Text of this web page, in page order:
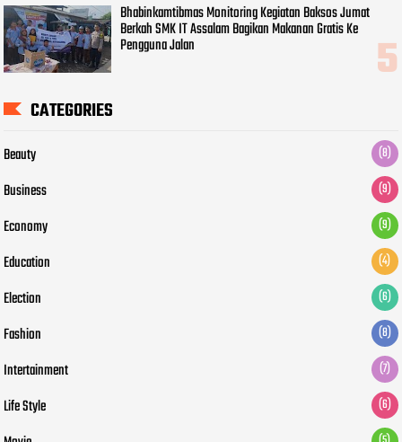
Bhabinkamtibmas Monitoring Kegiatan Baksos Jumat
Berkah SMK IT Assalam Bagikan Makanan Gratis Ke
Pengguna Jalan
CATEGORIES
Beauty (8)
Business (9)
Economy (9)
Education (4)
Election (6)
Fashion (8)
Intertainment (7)
Life Style (6)